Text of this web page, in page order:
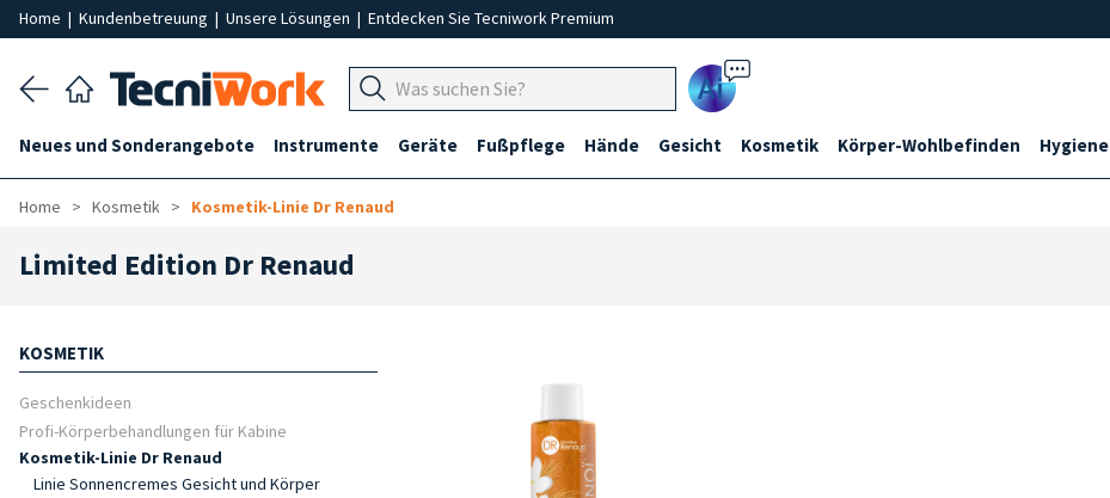
Home | Kundenbetreuung | Unsere Lösungen | Entdecken Sie Tecniwork Premium
Ai
Neues und Sonderangebote Instrumente Geräte Fußpflege Hände Gesicht Kosmetik Körper-Wohlbefinden Hygiene
Home Kosmetik Kosmetik-Linie Dr Renaud
Limited Edition Dr Renaud
KOSMETIK
Geschenkideen
Profi-Körperbehandlungen für Kabine
Kosmetik-Linie Dr Renaud
Linie Sonnencremes Gesicht und Körper